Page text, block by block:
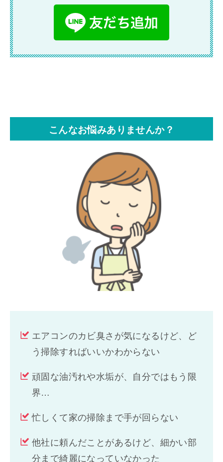
こんなお悩みありませんか？
エアコンのカビ臭さが気になるけど、ど
う掃除すればいいかわからない
頑固な油汚れや水垢が、自分ではもう限
界…
忙しくて家の掃除まで手が回らない
他社に頼んだことがあるけど、細かい部
分まで綺麗になっていなかった